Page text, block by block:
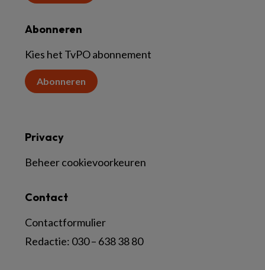
Abonneren
Kies het TvPO abonnement
Abonneren
Contact
Contactformulier
Redactie: 030 – 638 38 80
Privacy
Beheer cookievoorkeuren